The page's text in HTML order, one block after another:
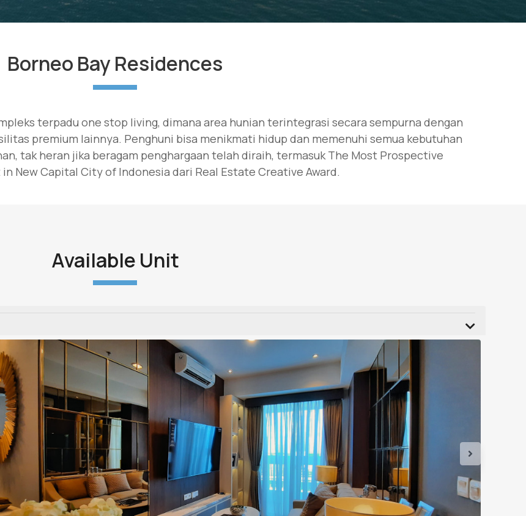
Borneo Bay Residences
terpadu one stop living, dimana area hunian terintegrasi secara sempurna dengan
premium lainnya. Penghuni bisa menikmati hidup dan memenuhi semua kebutuhan
tak heran jika beragam penghargaan telah diraih, termasuk The Most Prospective
New Capital City of Indonesia dari Real Estate Creative Award.
Available Unit